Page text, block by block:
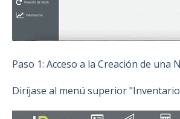
Paso 1: Acceso a la Creación de una
Diríjase al menú superior